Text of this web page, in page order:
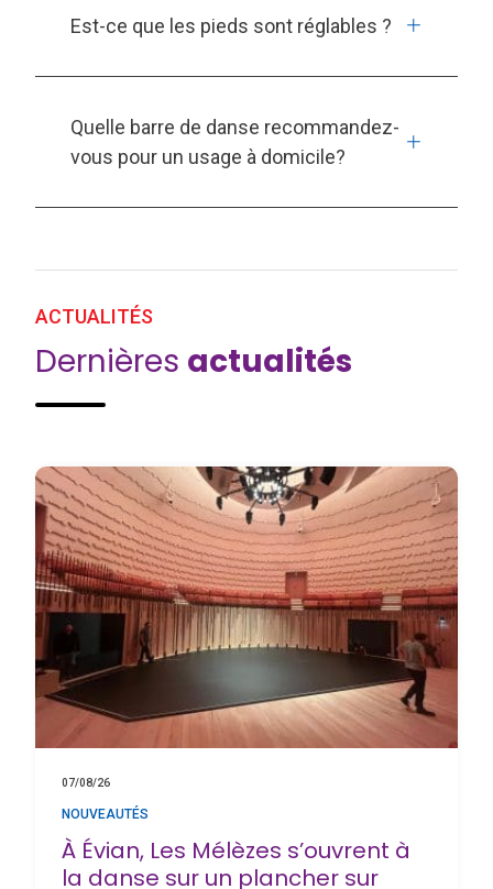
Est-ce que les pieds sont réglables ?
Quelle barre de danse recommandez-
vous pour un usage à domicile?
ACTUALITÉS
Dernières actualités
07/08/26
NOUVEAUTÉS
À Évian, Les Mélèzes s’ouvrent à
la danse sur un plancher sur